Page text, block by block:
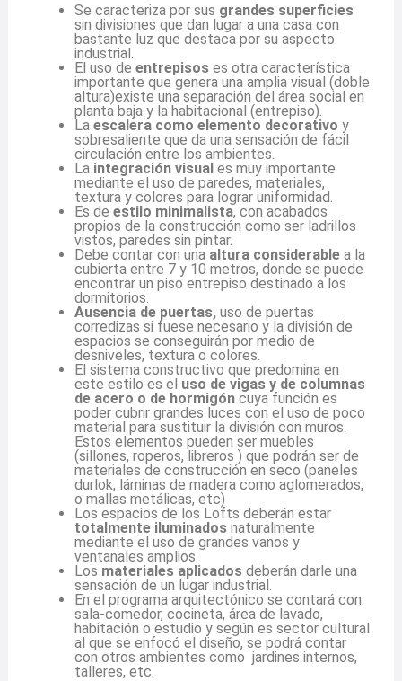
Se caracteriza por sus grandes superficies
sin divisiones que dan lugar a una casa con
bastante luz que destaca por su aspecto
industrial.
El uso de entrepisoses otra característica
importante que genera una amplia visual (doble
altura)existe una separación del área social en
planta baja y la habitacional (entrepiso).
La escalera como elemento decorativo y
sobresaliente que da una sensación de fácil
circulación entre los ambientes.
La integración visuales muy importante
mediante el uso de paredes, materiales,
textura y colores para lograr uniformidad.
Es de estilo minimalista, con acabados
propios de la construcción como ser ladrillos
vistos, paredes sin pintar.
Debe contar con una altura considerablea la
cubierta entre 7 y 10 metros, donde se puede
encontrar un piso entrepiso destinado a los
dormitorios.
Ausencia de puertas,uso de puertas
corredizas si fuese necesario y la división de
espacios se conseguirán por medio de
desniveles, textura o colores.
El sistema constructivo que predomina en
este estilo es el uso de vigas y de columnas
de acero o de hormigóncuya función es
poder cubrir grandes luces con el uso de poco
material para sustituir la división con muros.
Estos elementos pueden ser muebles
(sillones, roperos, libreros ) que podrán ser de
materiales de construcción en seco (paneles
durlok, láminas de madera como aglomerados,
o mallas metálicas, etc)
Los espacios de los Lofts deberán estar
totalmente iluminadosnaturalmente
mediante el uso de grandes vanos y
ventanales amplios.
Los materiales aplicadosdeberán darle una
sensación de un lugar industrial.
En el programa arquitectónico se contará con:
sala-comedor, cocineta, área de lavado,
habitación o estudio y según es sector cultural
al que se enfocó el diseño, se podrá contar
con otros ambientes como jardines internos,
talleres, etc.